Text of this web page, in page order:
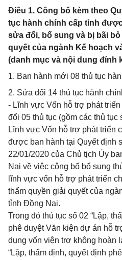
Điều 1. Công bố kèm theo
tục hành chính cấp tỉnh
sửa đổi, bổ sung và bị bãi
quyết của ngành Kế hoạch
(danh mục và nội dung đính
1. Ban hành mới 08 thủ tục
2. Sửa đổi 14 thủ tục hành
- Lĩnh vực Vốn hỗ trợ phát
đổi 05 thủ tục (gồm các thủ tục
Lĩnh vực Vốn hỗ trợ phát triển
được ban hành tại Quyết định
22/01/2020 của Chủ tịch Ủy
Nai về việc công bố bổ sung
lĩnh vực vốn hỗ trợ phát triển
thẩm quyền giải quyết của
tỉnh Đồng Nai.
Trong đó thủ tục số 02 “Lập,
phê duyệt Văn kiện dự án hỗ
dụng vốn viện trợ không hoàn
“Lập, thẩm định, quyết định